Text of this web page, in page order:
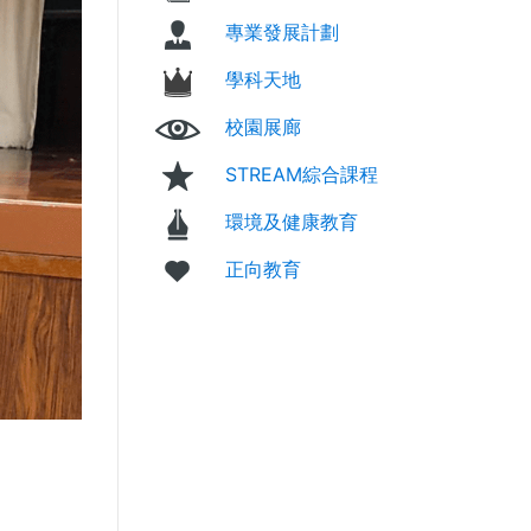
專業發展計劃
學科天地
校園展廊
STREAM綜合課程
環境及健康教育
正向教育